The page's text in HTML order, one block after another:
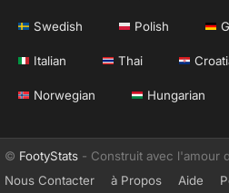
Swedish Polish
Italian Thai
Norwegian Hungarian
© FootyStats - Construit avec l'amour
Nous Contacter
à Propos Aide